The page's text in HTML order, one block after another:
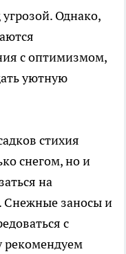
угрозой. Однако,
с оптимизмом,
уютную
стихия
снегом, но и
на
заносы и
с